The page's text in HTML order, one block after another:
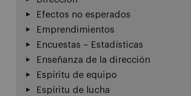
Efectos no esperados
Emprendimientos
Encuestas – Estadísticas
Enseñanza de la dirección
Espíritu de equipo
Espíritu de lucha